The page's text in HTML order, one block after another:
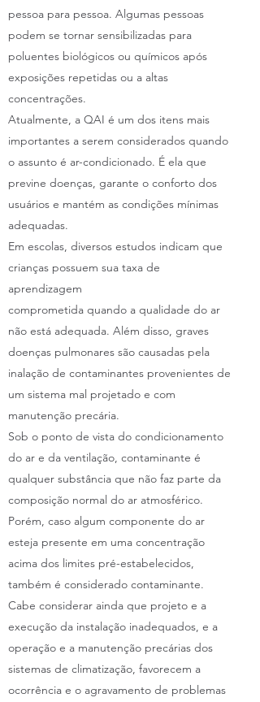
pessoa para pessoa. Algumas pessoas
podem se tornar sensibilizadas para
poluentes biológicos ou químicos após
exposições repetidas ou a altas
concentrações.
Atualmente, a QAI é um dos itens mais
importantes a serem considerados quando
o assunto é ar-condicionado. É ela que
previne doenças, garante o conforto dos
usuários e mantém as condições mínimas
adequadas.
Em escolas, diversos estudos indicam que
crianças possuem sua taxa de
aprendizagem
comprometida quando a qualidade do ar
não está adequada. Além disso, graves
doenças pulmonares são causadas pela
inalação de contaminantes provenientes de
um sistema mal projetado e com
manutenção precária.
Sob o ponto de vista do condicionamento
do ar e da ventilação, contaminante é
qualquer substância que não faz parte da
composição normal do ar atmosférico.
Porém, caso algum componente do ar
esteja presente em uma concentração
acima dos limites pré-estabelecidos,
também é considerado contaminante.
Cabe considerar ainda que projeto e a
execução da instalação inadequados, e a
operação e a manutenção precárias dos
sistemas de climatização, favorecem a
ocorrência e o agravamento de problemas